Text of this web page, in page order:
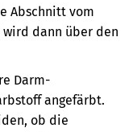
Abschnitt vom
dann über den
Darm-
angefärbt.
ob die